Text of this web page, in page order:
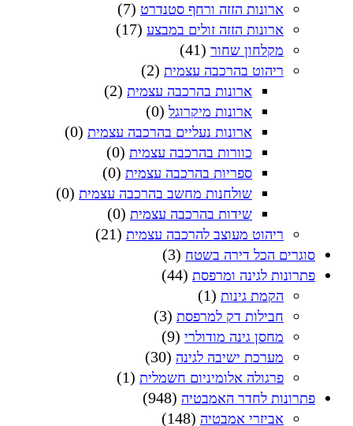
ארונות הזזה ורחף סטנדרט (7)
ארונות הזזה זולים במבצע (17)
מקלחון שחור (41)
ריהוט בהרכבה עצמית (2)
ארונות בהרכבה עצמית (2)
ארונות מיקרוגל (0)
ארונות נעליים בהרכבה עצמית (0)
כוורות בהרכבה עצמית (0)
ספריות בהרכבה עצמית (0)
שולחנות מחשב בהרכבה עצמית (0)
שידות בהרכבה עצמית (0)
ריהוט מעוצב להרכבה עצמית (21)
סוגרים הכל דירה בשטח (3)
פתרונות לגינה ומרפסת (44)
הקמת גינות (1)
חבילות דק למרפסת (3)
מחסן גינה מודולרי (9)
מערכת ישיבה לגינה (30)
פרגולה אלומיניום חשמלית (1)
פתרונות לחדר האמבטיה (948)
אביזרי אמבטיה (148)